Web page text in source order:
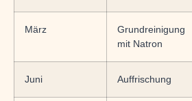
März
Grundreinigung
mit Natron
Juni Auffrischung